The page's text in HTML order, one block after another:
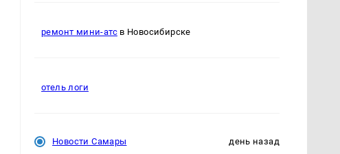
ремонт мини-атсв Новосибирске
отель логи
Новости Самары день назад